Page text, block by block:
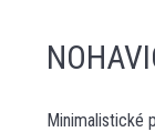
Minimalistické